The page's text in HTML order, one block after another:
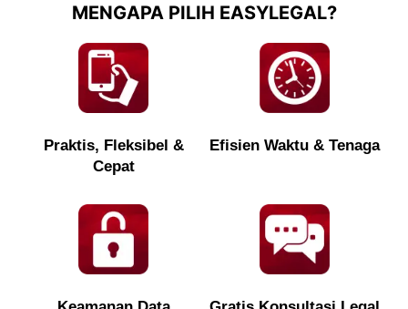
MENGAPA PILIH EASYLEGAL?
Praktis, Fleksibel &
Cepat
Efisien Waktu & Tenaga